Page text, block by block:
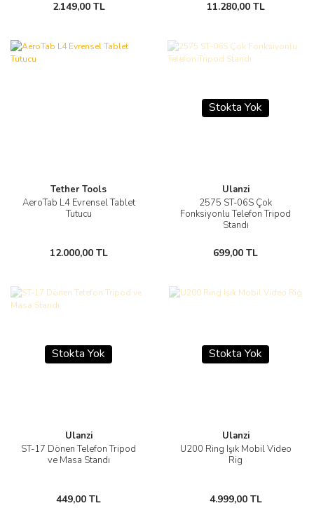
2.149,00 TL 11.280,00 TL
Tether Tools
AeroTab L4 Evrensel Tablet
Tutucu
12.000,00 TL
Stokta Yok
Ulanzi
2575 ST-06S Çok
Fonksiyonlu Telefon Tripod
Standı
699,00 TL
Stokta Yok
Ulanzi
ST-17 Dönen Telefon Tripod
ve Masa Standı
449,00 TL
Stokta Yok
Ulanzi
U200 Ring Işık Mobil Video
Rig
4.999,00 TL